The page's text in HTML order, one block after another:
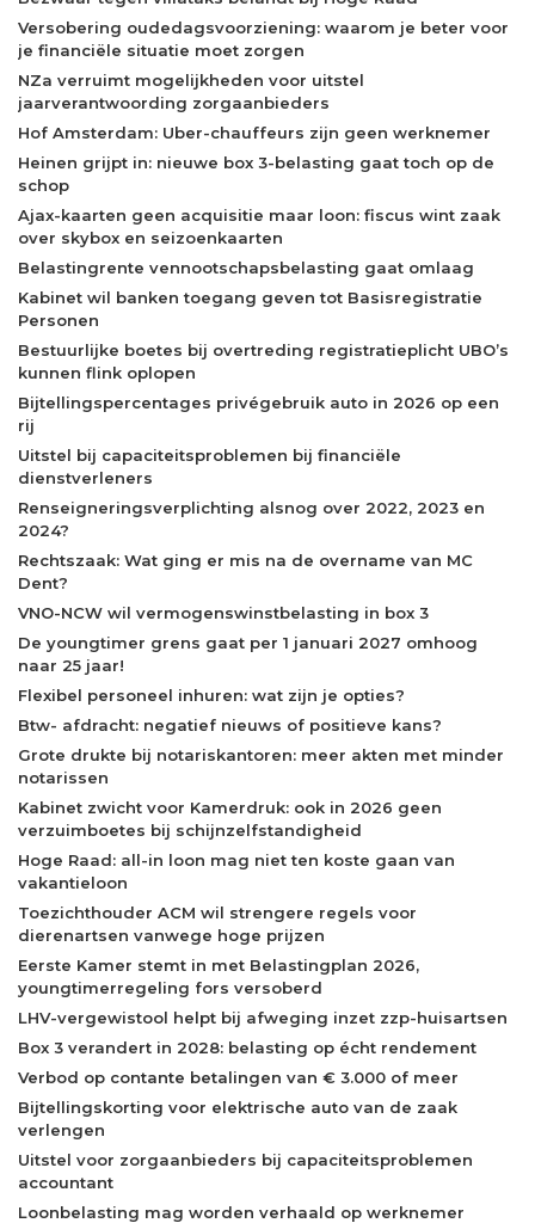
Versobering oudedagsvoorziening: waarom je beter voor
je financiële situatie moet zorgen
NZa verruimt mogelijkheden voor uitstel
jaarverantwoording zorgaanbieders
Hof Amsterdam: Uber-chauffeurs zijn geen werknemer
Heinen grijpt in: nieuwe box 3-belasting gaat toch op de
schop
Ajax-kaarten geen acquisitie maar loon: fiscus wint zaak
over skybox en seizoenkaarten
Belastingrente vennootschapsbelasting gaat omlaag
Kabinet wil banken toegang geven tot Basisregistratie
Personen
Bestuurlijke boetes bij overtreding registratieplicht UBO’s
kunnen flink oplopen
Bijtellingspercentages privégebruik auto in 2026 op een
rij
Uitstel bij capaciteitsproblemen bij financiële
dienstverleners
Renseigneringsverplichting alsnog over 2022, 2023 en
2024?
Rechtszaak: Wat ging er mis na de overname van MC
Dent?
VNO-NCW wil vermogenswinstbelasting in box 3
De youngtimer grens gaat per 1 januari 2027 omhoog
naar 25 jaar!
Flexibel personeel inhuren: wat zijn je opties?
Btw- afdracht: negatief nieuws of positieve kans?
Grote drukte bij notariskantoren: meer akten met minder
notarissen
Kabinet zwicht voor Kamerdruk: ook in 2026 geen
verzuimboetes bij schijnzelfstandigheid
Hoge Raad: all-in loon mag niet ten koste gaan van
vakantieloon
Toezichthouder ACM wil strengere regels voor
dierenartsen vanwege hoge prijzen
Eerste Kamer stemt in met Belastingplan 2026,
youngtimerregeling fors versoberd
LHV-vergewistool helpt bij afweging inzet zzp-huisartsen
Box 3 verandert in 2028: belasting op écht rendement
Verbod op contante betalingen van € 3.000 of meer
Bijtellingskorting voor elektrische auto van de zaak
verlengen
Uitstel voor zorgaanbieders bij capaciteitsproblemen
accountant
Loonbelasting mag worden verhaald op werknemer